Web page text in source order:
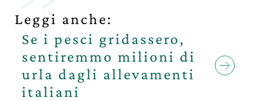
Leggi anche:
Se i pesci gridassero,
sentiremmo milioni di
urla dagli allevamenti
italiani